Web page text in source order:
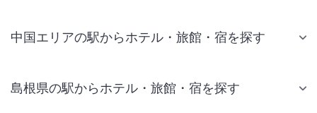
中国エリアの駅からホテル・旅館・宿を探す
島根県の駅からホテル・旅館・宿を探す